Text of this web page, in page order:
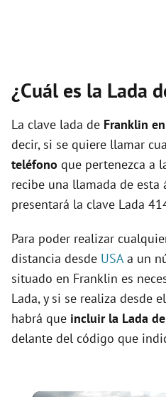
¿Cuál es la Lada
La clave lada de Franklin
decir, si se quiere llamar
teléfono que pertenezca a
recibe una llamada de esta
presentará la clave Lada
Para poder realizar
distancia desde USAa un
situado en Franklin es
Lada, y si se realiza desde
habrá que incluir la Lada
delante del código que